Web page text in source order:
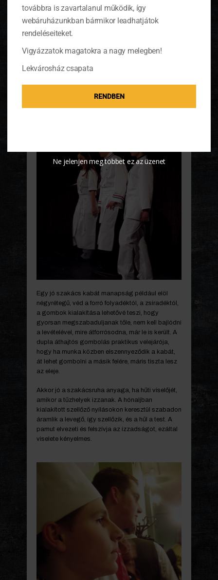
munkaruhát kapott, ma a takarékosság miatt ez
két darabra csökkent. Így elsősorban a könnyű
tisztítás, a tartósság a cél, hogy minél tovább
elegáns és mutatós maradjon a ruha. Különösen
szabási, varrási trükkökkel lehet még
Egy jó szakács kabát manapság például elöl
négyrétegű, véd a forró folyadéktól, a zsiradéktól,
a gombok kialakítása lehetővé teszi, hogy
gyorsan megszabaduljanak tőle, nem kell bajlódni
a levételével, mire átforrósodna, már le is került. A
dupla áthajtós gombolás praktikus velejárója,
hogy ha munka közben elszennyeződik a kabát,
át lehet gombolni a másik felére, máris tiszta lesz
az eleje.
Akkor jó a szakácsruha anyaga, ha hűti viselőjét,
amikor a tűzhelyek izzanak. A hónaljban
kialakított szellőző nyílásokon keresztül szabadon
áramlik a levegő, így szellőzik, és a hűl a test. A
pamut elvezeti és felszívja az izzadságot, ezáltal
viselete kényelmes.
továbbra is zavartalanul működik, így
webáruházunkban bármikor leadhatjátok
rendeléseiteket.
Vigyázzatok magatokra a nagy melegben!
Lekvárosház csapata
RENDBEN
Ne jelenjen meg többet ez az üzenet